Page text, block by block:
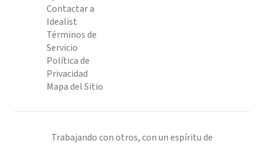
Contactar a
Idealist
Términos de
Servicio
Política de
Privacidad
Mapa del Sitio
Trabajando con otros, con un espíritu de